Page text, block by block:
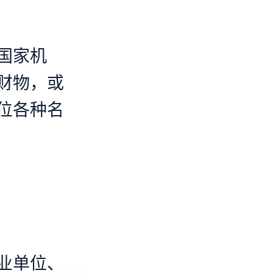
家机
物，或
各种名
位、